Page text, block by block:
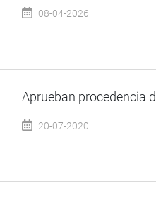
08-04-2026
Aprueban procedencia
20-07-2020